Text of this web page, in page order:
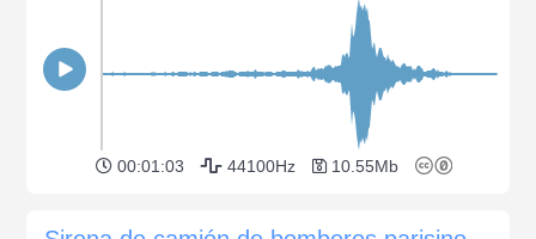
00:01:03 44100Hz 10.55Mb